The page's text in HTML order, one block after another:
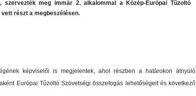
meg immár 2. alkalommal a Közép-Európai Tűzoltó
részt a megbeszélésen.
képviselői is megjelentek, ahol részben a határokon átnyúló
Európai Tűzoltó Szövetségi összefogás lehetőségeit és következő